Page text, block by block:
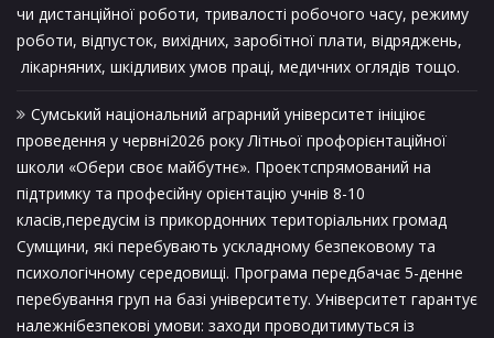
чи дистанційної роботи, тривалості робочого часу, режиму
роботи, відпусток, вихідних, заробітної плати, відряджень,
лікарняних, шкідливих умов праці, медичних оглядів тощо.
Сумський національний аграрний університет ініціює
проведення у червні2026 року Літньої профорієнтаційної
школи «Обери своє майбутнє». Проектспрямований на
підтримку та професійну орієнтацію учнів 8-10
класів,передусім із прикордонних територіальних громад
Сумщини, які перебувають ускладному безпековому та
психологічному середовищі. Програма передбачає 5-денне
перебування груп на базі університету. Університет гарантує
належнібезпекові умови: заходи проводитимуться із